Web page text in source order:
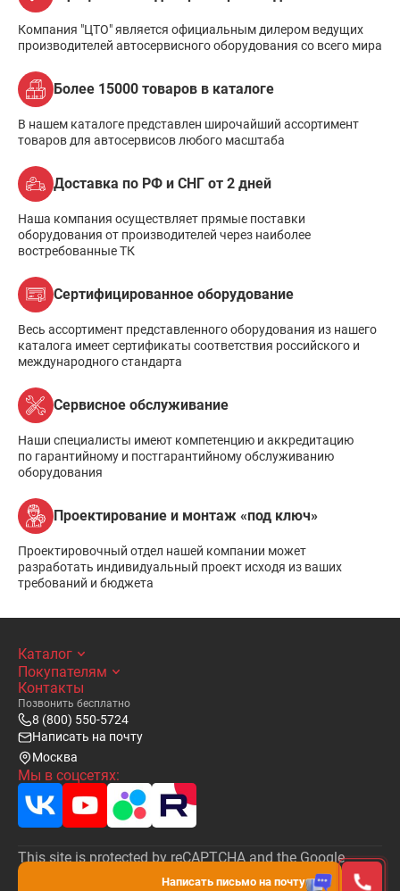
Компания "ЦТО" является официальным дилером ведущих
производителей автосервисного оборудования со всего мира
Более 15000 товаров в каталоге
В нашем каталоге представлен широчайший ассортимент
товаров для автосервисов любого масштаба
Доставка по РФ и СНГ от 2 дней
Наша компания осуществляет прямые поставки
оборудования от производителей через наиболее
востребованные ТК
Сертифицированное оборудование
Весь ассортимент представленного оборудования из нашего
каталога имеет сертификаты соответствия российского и
международного стандарта
Сервисное обслуживание
Наши специалисты имеют компетенцию и аккредитацию
по гарантийному и постгарантийному обслуживанию
оборудования
Проектирование и монтаж «под ключ»
Проектировочный отдел нашей компании может
разработать индивидуальный проект исходя из ваших
требований и бюджета
Каталог
Покупателям
Контакты
Позвонить бесплатно
8 (800) 550-5724
Написать на почту
Москва
Мы в соцсетях:
This site is protected by reCAPTCHA and the Google
Terms of Serviceapply.
Написать письмо на почту